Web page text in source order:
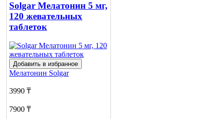
Solgar Мелатонин 5 мг,
120 жевательных
таблеток
Добавить в избранное
Мелатонин Solgar
3990 ₸
7900 ₸